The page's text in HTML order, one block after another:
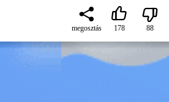
megosztás 178 88